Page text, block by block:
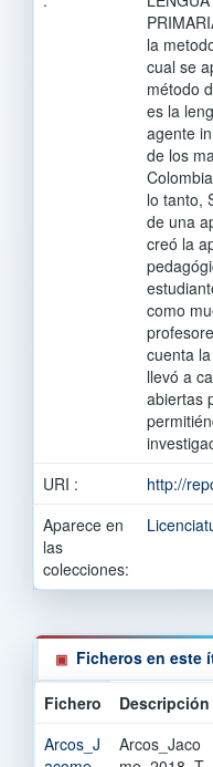
la
cual se
método
es la
agente
de los
lo tanto,
de una
creó la
como
cuenta
llevó a
abiertas
URI :
http://
Aparece en
las
colecciones:
Ficheros en este
Fichero Descripción
Arcos_J
Arcos_Jaco